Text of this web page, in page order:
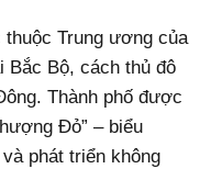
thuộc Trung ương của
Bắc Bộ, cách thủ đô
Thành phố được
Đỏ” – biểu
phát triển không